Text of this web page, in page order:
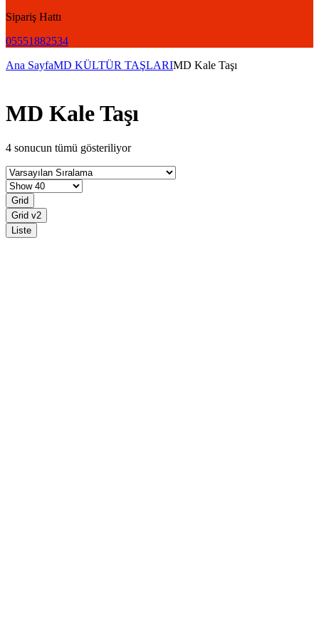
Sipariş Hattı
05551882534
Ana SayfaMD KÜLTÜR TAŞLARIMD Kale Taşı
MD Kale Taşı
4 sonucun tümü gösteriliyor
Grid
Grid v2
Liste